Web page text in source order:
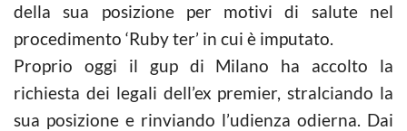
della sua posizione per motivi di salute nel
procedimento ‘Ruby ter’ in cui è imputato.
Proprio oggi il gup di Milano ha accolto la
richiesta dei legali dell’ex premier, stralciando la
sua posizione e rinviando l’udienza odierna. Dai